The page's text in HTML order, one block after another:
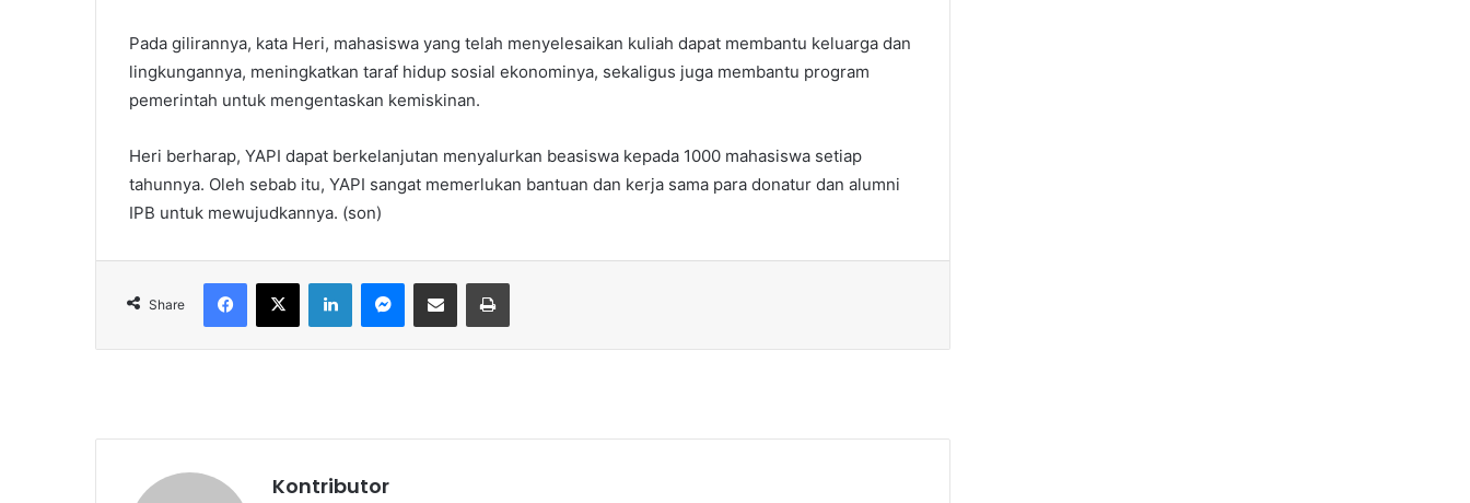
Pada gilirannya, kata Heri, mahasiswa yang telah menyelesaikan kuliah dapat membantu keluarga dan
lingkungannya, meningkatkan taraf hidup sosial ekonominya, sekaligus juga membantu program
pemerintah untuk mengentaskan kemiskinan.
Heri berharap, YAPI dapat berkelanjutan menyalurkan beasiswa kepada 1000 mahasiswa setiap
tahunnya. Oleh sebab itu, YAPI sangat memerlukan bantuan dan kerja sama para donatur dan alumni
IPB untuk mewujudkannya. (son)
Share
Kontributor